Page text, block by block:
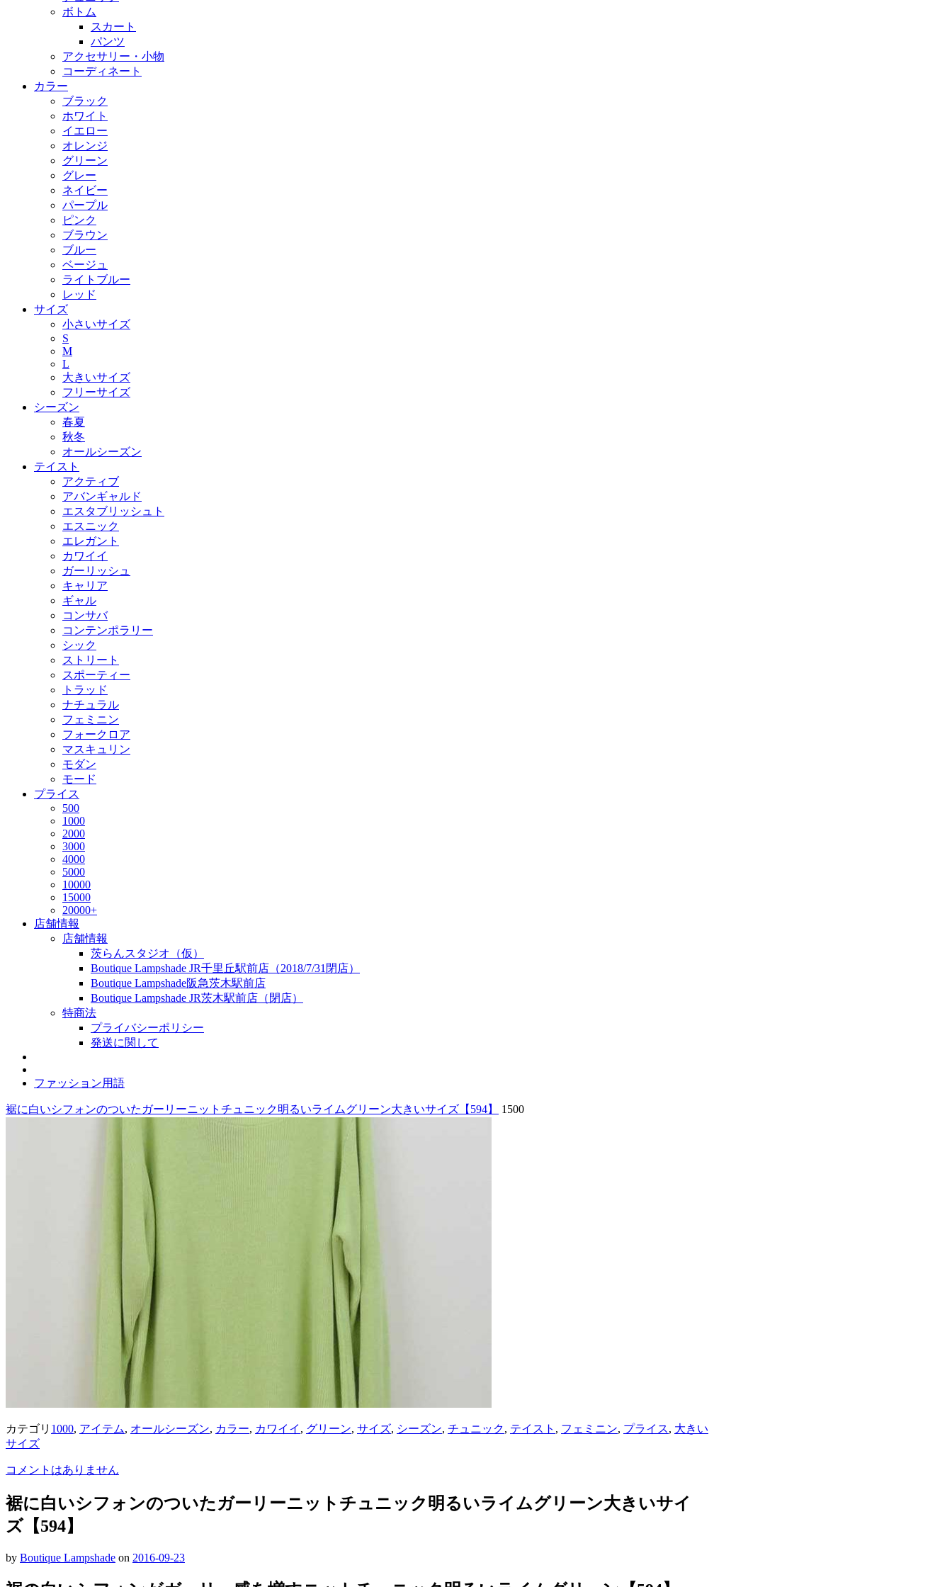
ボトム
スカート
パンツ
アクセサリー・小物
コーディネート
カラー
ブラック
ホワイト
イエロー
オレンジ
グリーン
グレー
ネイビー
パープル
ピンク
ブラウン
ブルー
ベージュ
ライトブルー
レッド
サイズ
小さいサイズ
S
M
L
大きいサイズ
フリーサイズ
シーズン
春夏
秋冬
オールシーズン
テイスト
アクティブ
アバンギャルド
エスタブリッシュト
エスニック
エレガント
カワイイ
ガーリッシュ
キャリア
ギャル
コンサバ
コンテンポラリー
シック
ストリート
スポーティー
トラッド
ナチュラル
フェミニン
フォークロア
マスキュリン
モダン
モード
プライス
500
1000
2000
3000
4000
5000
10000
15000
20000+
店舗情報
店舗情報
茨らんスタジオ（仮）
Boutique Lampshade JR千里丘駅前店（2018/7/31閉店）
Boutique Lampshade阪急茨木駅前店
Boutique Lampshade JR茨木駅前店（閉店）
特商法
プライバシーポリシー
発送に関して
ファッション用語
裾に白いシフォンのついたガーリーニットチュニック明るいライムグリーン大きいサイズ【594】 1500
カテゴリ 1000, アイテム, オールシーズン, カラー, カワイイ , グリーン, サイズ, シーズン, チュニック, テイスト , フェミニン, プライス, 大きい
サイズ
コメントはありません
裾に白いシフォンのついたガーリーニットチュニック明るいライムグリーン大きいサイ
ズ【594】
by Boutique Lampshade on 2016-09-23